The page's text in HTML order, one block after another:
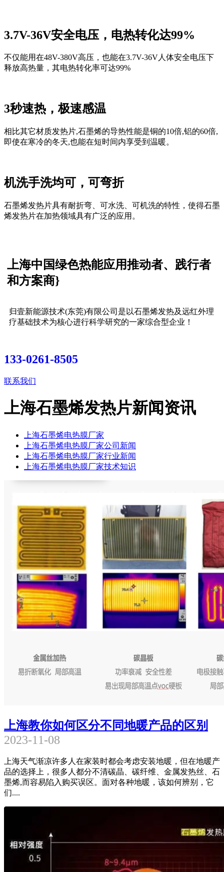
3.7V-36V安全电压，电热转化达99%
不仅能用在48V-380V高压， 也能在3.7V-36V人体安全电压下
释放高热量，其电热转化率可达99%
3秒速热，极速感温
相比其它材质发热片,石墨烯的导热性能是铜的10倍,铝的60倍,
即使在寒冷的冬天,也能在短时间内享受到温暖。
机洗手洗均可，可弯折
石墨烯发热片具有耐折弯、可水洗、可机洗的特性，使得石墨
烯发热片在加热领域具有广泛的应用。
上海中国绿色热能应用推动者、践行者
和方案商}
归壹新能源技术(东莞)有限公司是以石墨烯发热及远红外理
疗基础技术为核心进行科学研究的一家综合型企业！
133-0261-8505
联系我们
上海石墨烯发热片新闻资讯
上海石墨烯电热膜厂家
上海石墨烯电热膜厂家公司新闻
上海石墨烯电热膜厂家行业新闻
上海石墨烯电热膜厂家技术知识
上海教你如何区分不同地暖产品的区别
2023-11-08
上海天气渐凉许多人在家装时都会考虑安装地暖，但在地暖产
品的选择上，很多人都分不清碳晶、碳纤维、金属发热丝、石
墨烯,而容易陷入购买误区。面对各种地暖，该如何辨别，它
们....